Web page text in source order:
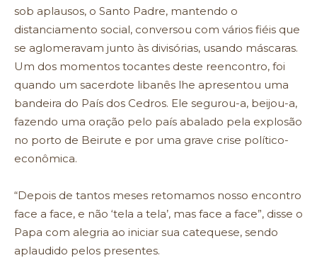
sob aplausos, o Santo Padre, mantendo o
distanciamento social, conversou com vários fiéis que
se aglomeravam junto às divisórias, usando máscaras.
Um dos momentos tocantes deste reencontro, foi
quando um sacerdote libanês lhe apresentou uma
bandeira do País dos Cedros. Ele segurou-a, beijou-a,
fazendo uma oração pelo país abalado pela explosão
no porto de Beirute e por uma grave crise político-
econômica.
“Depois de tantos meses retomamos nosso encontro
face a face, e não ‘tela a tela’, mas face a face”, disse o
Papa com alegria ao iniciar sua catequese, sendo
aplaudido pelos presentes.